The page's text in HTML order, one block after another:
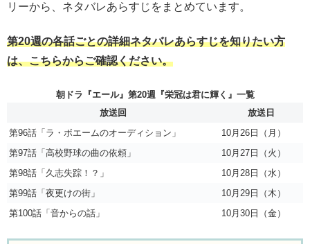
リーから、ネタバレあらすじをまとめています。
第20週の各話ごとの詳細ネタバレあらすじを知りたい方
は、こちらからご確認ください。
朝ドラ『エール』第20週『栄冠は君に輝く』一覧
放送回
放送日
第96話「ラ・ボエームのオーディション」
10月26日（月）
第97話「高校野球の曲の依頼」
10月27日（火）
第98話「久志失踪！？」
10月28日（水）
第99話「夜更けの街」
10月29日（木）
第100話「音からの話」
10月30日（金）